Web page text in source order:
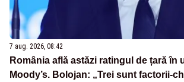
7 aug. 2026, 08:42
România află astăzi ratingul de țară în
Moody’s. Bolojan: „Trei sunt factorii-